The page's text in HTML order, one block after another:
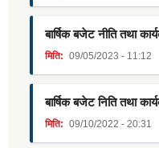
बार्षिक बजेट नीति तथा
मिति: 09/05/2023 - 11:12
बार्षिक बजेट निति तथा
मिति: 09/10/2022 - 20:31